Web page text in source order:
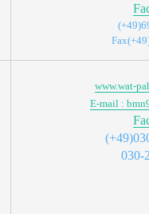
www.wat-
E-mail :
030-